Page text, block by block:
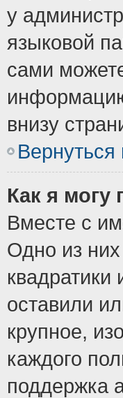
у
языковой
сами
внизу
Вернуться
Как я могу
Вместе с
Одно из
оставили
крупное,
каждого
поддержка